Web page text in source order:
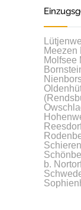
Meezen
Molfsee
b.